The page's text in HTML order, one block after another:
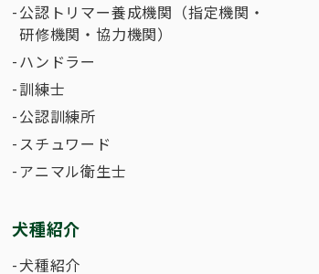
公認トリマー養成機関（指定機関・
研修機関・協力機関）
ハンドラー
訓練士
公認訓練所
スチュワード
アニマル衛生士
犬種紹介
犬種紹介